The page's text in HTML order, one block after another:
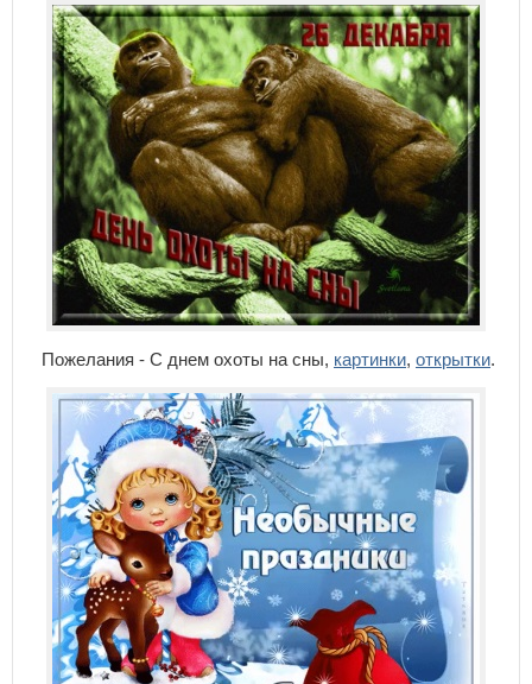
Пожелания - С днем охоты на сны, картинки, открытки.